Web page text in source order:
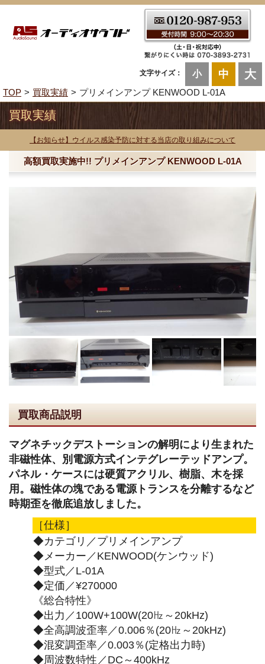
文字サイズ： 小 中 大
TOP 買取実績 プリメインアンプ KENWOOD L-01A
買取実績
【お知らせ】ウイルス感染予防に対する当店の取り組みについて
高額買取実施中!! プリメインアンプ KENWOOD L-01A
買取商品説明
マグネチックデストーションの解明により生まれた
非磁性体、別電源方式インテグレーテッドアンプ。
パネル・ケースには硬質アクリル、樹脂、木を採
用。磁性体の塊である電源トランスを分離するなど
時期歪を徹底追放しました。
［仕様］
◆カテゴリ／プリメインアンプ
◆メーカー／KENWOOD(ケンウッド)
◆型式／L-01A
◆定価／¥270000
《総合特性》
◆出力／100W+100W(20㎐～20kHz)
◆全高調波歪率／0.006％(20㎐～20kHz)
◆混変調歪率／0.003％(定格出力時)
◆周波数特性／DC～400kHz